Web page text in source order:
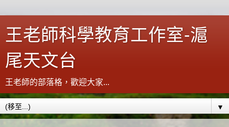
王老師科學教育工作室-滬
尾天文台
王老師的部落格，歡迎大家...
▼